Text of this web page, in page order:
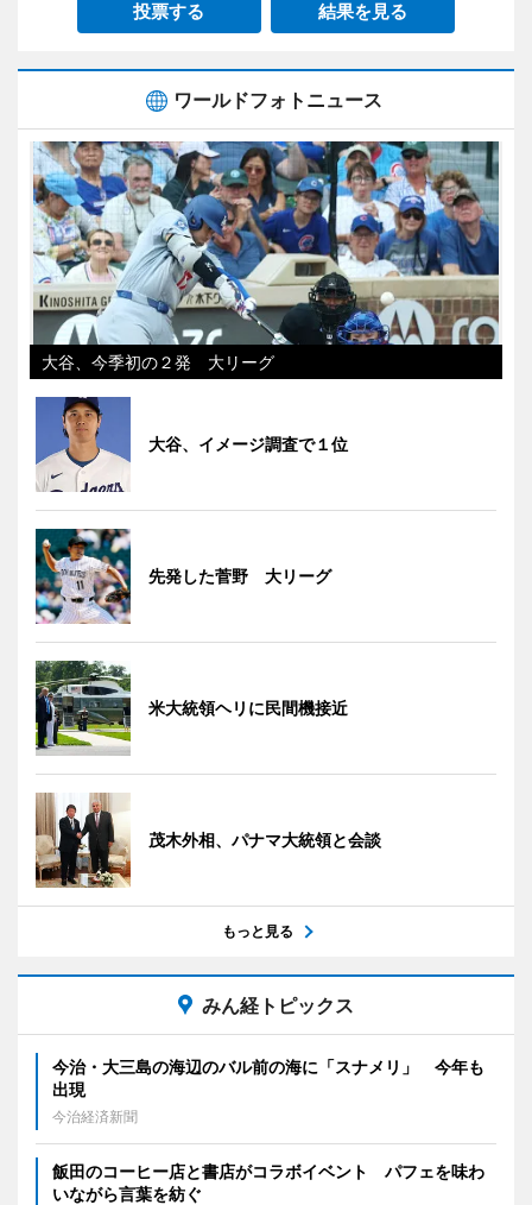
投票する 結果を見る
ワールドフォトニュース
大谷、今季初の２発 大リーグ
大谷、イメージ調査で１位
先発した菅野 大リーグ
米大統領ヘリに民間機接近
茂木外相、パナマ大統領と会談
もっと見る
みん経トピックス
今治・大三島の海辺のバル前の海に「スナメリ」 今年も
出現
今治経済新聞
飯田のコーヒー店と書店がコラボイベント パフェを味わ
いながら言葉を紡ぐ